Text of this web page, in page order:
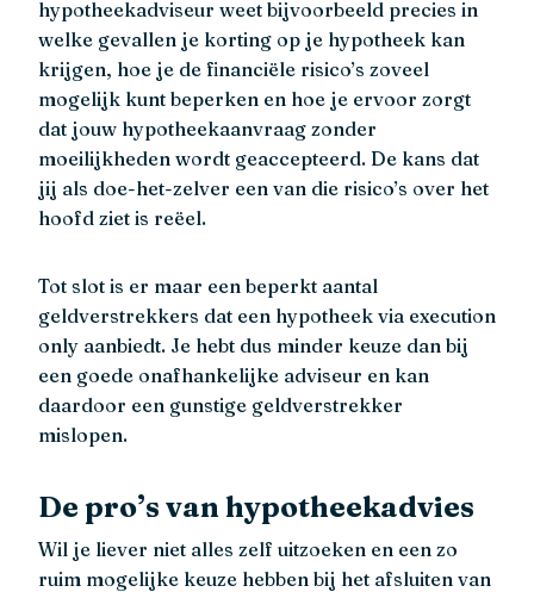
hypotheekadviseur weet bijvoorbeeld precies in
welke gevallen je korting op je hypotheek kan
krijgen, hoe je de financiële risico’s zoveel
mogelijk kunt beperken en hoe je ervoor zorgt
dat jouw hypotheekaanvraag zonder
moeilijkheden wordt geaccepteerd. De kans dat
jij als doe-het-zelver een van die risico’s over het
hoofd ziet is reëel.
Tot slot is er maar een beperkt aantal
geldverstrekkers dat een hypotheek via execution
only aanbiedt. Je hebt dus minder keuze dan bij
een goede onafhankelijke adviseur en kan
daardoor een gunstige geldverstrekker
mislopen.
De pro’s van hypotheekadvies
Wil je liever niet alles zelf uitzoeken en een zo
ruim mogelijke keuze hebben bij het afsluiten van